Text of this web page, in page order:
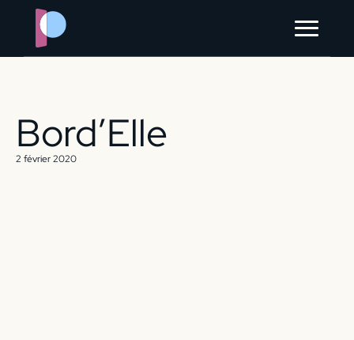
?> ?> ?> ?> ?> ?>
contact
ORGANISER MON ÉVÈNEMENT
Bord’Elle
2 février 2020